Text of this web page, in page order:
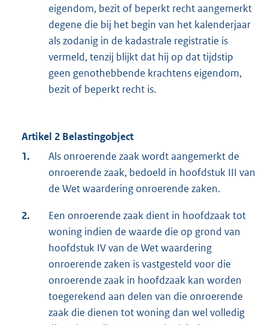
eigendom, bezit of beperkt recht aangemerkt
degene die bij het begin van het kalenderjaar
als zodanig in de kadastrale registratie is
vermeld, tenzij blijkt dat hij op dat tijdstip
geen genothebbende krachtens eigendom,
bezit of beperkt recht is.
Artikel 2 Belastingobject
1.
Als onroerende zaak wordt aangemerkt de
onroerende zaak, bedoeld in hoofdstuk III van
de Wet waardering onroerende zaken.
2.
Een onroerende zaak dient in hoofdzaak tot
woning indien de waarde die op grond van
hoofdstuk IV van de Wet waardering
onroerende zaken is vastgesteld voor die
onroerende zaak in hoofdzaak kan worden
toegerekend aan delen van die onroerende
zaak die dienen tot woning dan wel volledig